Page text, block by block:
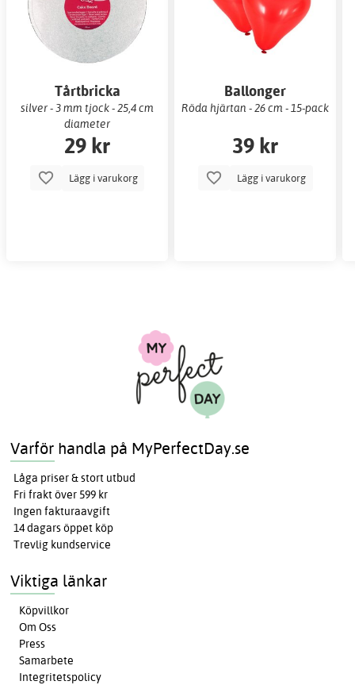
Tårtbricka
silver - 3 mm tjock - 25,4 cm
diameter
29 kr
Lägg i varukorg
Ballonger
Röda hjärtan - 26 cm - 15-pack
39 kr
Lägg i varukorg
Varför handla på MyPerfectDay.se
Låga priser & stort utbud
Fri frakt över 599 kr
Ingen fakturaavgift
14 dagars öppet köp
Trevlig kundservice
Viktiga länkar
Köpvillkor
Om Oss
Press
Samarbete
Integritetspolicy